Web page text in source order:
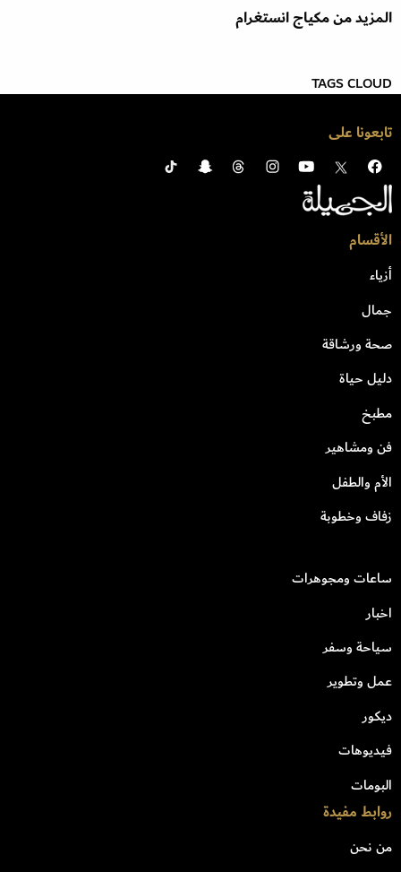
المزيد من مكياج انستغرام
TAGS CLOUD
تابعونا على
الأقسام
أزياء
جمال
صحة ورشاقة
دليل حياة
مطبخ
فن ومشاهير
الأم والطفل
زفاف وخطوبة
ساعات ومجوهرات
اخبار
سياحة وسفر
عمل وتطوير
ديكور
فيديوهات
البومات
روابط مفيدة
من نحن